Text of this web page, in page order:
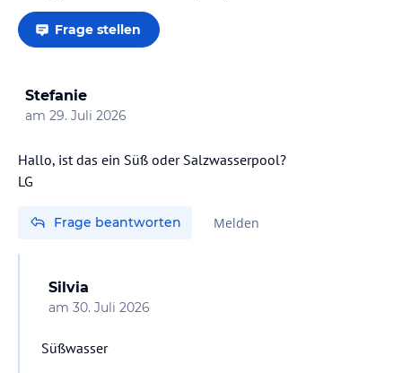
Frage stellen
Stefanie
am 29. Juli 2026
Hallo, ist das ein Süß oder Salzwasserpool?
Frage beantworten Melden
Silvia
am 30. Juli 2026
Süßwasser